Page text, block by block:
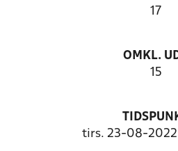
17
OMKL.
15
tirs. 23-08-2022